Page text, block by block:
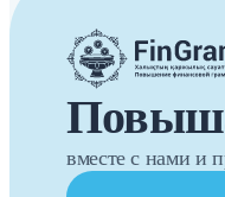
вместе с нами и